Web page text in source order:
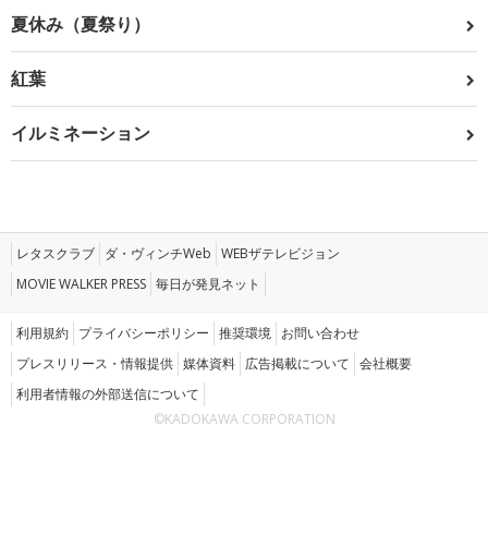
夏休み（夏祭り）
紅葉
イルミネーション
レタスクラブ ダ・ヴィンチWeb WEBザテレビジョン
MOVIE WALKER PRESS 毎日が発見ネット
利用規約 プライバシーポリシー 推奨環境 お問い合わせ
プレスリリース・情報提供 媒体資料 広告掲載について 会社概要
利用者情報の外部送信について
©KADOKAWA CORPORATION